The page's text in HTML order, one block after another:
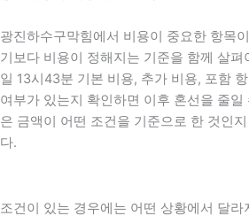
광진하수구막힘에서 비용이 중요한 항목
기보다 비용이 정해지는 기준을 함께 살
일 13시43분 기본 비용, 추가 비용, 포함
여부가 있는지 확인하면 이후 혼선을 줄
은 금액이 어떤 조건을 기준으로 한 것인
다.
조건이 있는 경우에는 어떤 상황에서 달